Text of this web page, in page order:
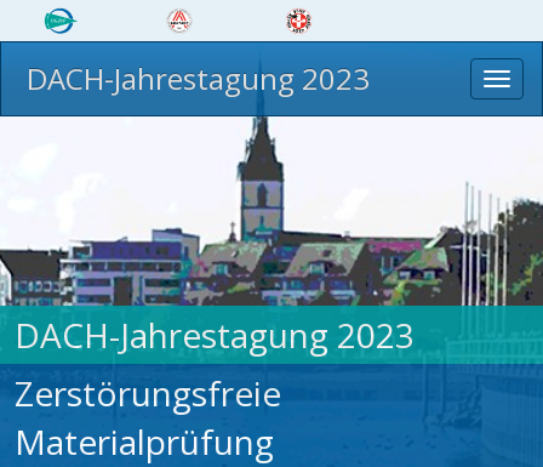
DACH-Jahrestagung 2023
DACH-Jahrestagung 2023
Zerstörungsfreie
Materialprüfung